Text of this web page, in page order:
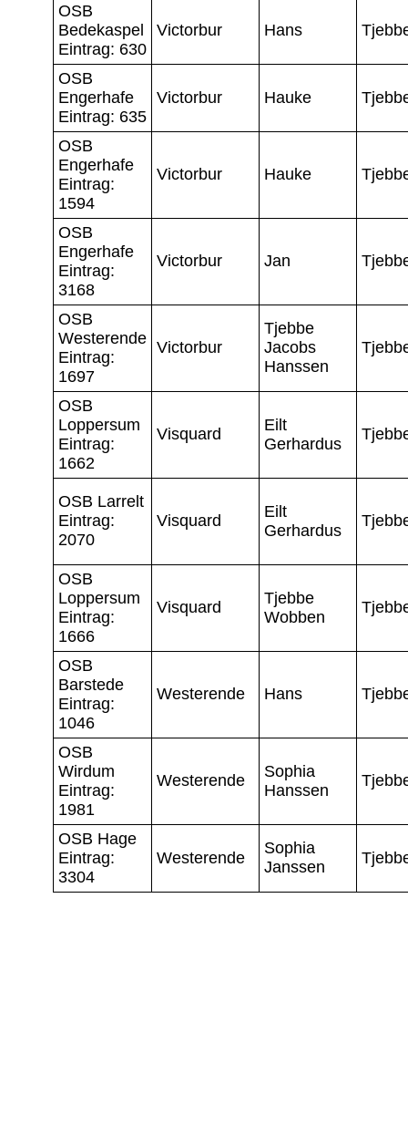
OSB
Bedekaspel
Eintrag: 630
Victorbur Hans
OSB
Engerhafe
Eintrag: 635
Victorbur Hauke
OSB
Engerhafe
Eintrag:
1594
Victorbur Hauke
OSB
Engerhafe
Eintrag:
3168
Victorbur Jan
OSB
Westerende
Eintrag:
1697
Victorbur
Tjebbe
Jacobs
Hanssen
OSB
Loppersum
Eintrag:
1662
Visquard
Eilt
Gerhardus
OSB Larrelt
Eintrag:
2070
Visquard
Eilt
Gerhardus
OSB
Loppersum
Eintrag:
1666
Visquard
Tjebbe
Wobben
OSB
Barstede
Eintrag:
1046
Westerende Hans
OSB
Wirdum
Eintrag:
1981
Westerende
Sophia
Hanssen
OSB Hage
Eintrag:
3304
Westerende
Sophia
Janssen